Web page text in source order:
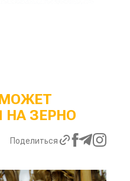
ЗЕРНО
Поделиться